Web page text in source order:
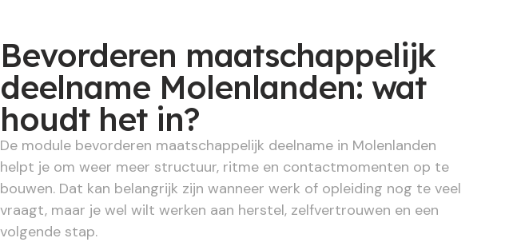
Bevorderen maatschappelijk
deelname Molenlanden: wat
houdt het in?
De module bevorderen maatschappelijk deelname in Molenlanden
helpt je om weer meer structuur, ritme en contactmomenten op te
bouwen. Dat kan belangrijk zijn wanneer werk of opleiding nog te veel
vraagt, maar je wel wilt werken aan herstel, zelfvertrouwen en een
volgende stap.